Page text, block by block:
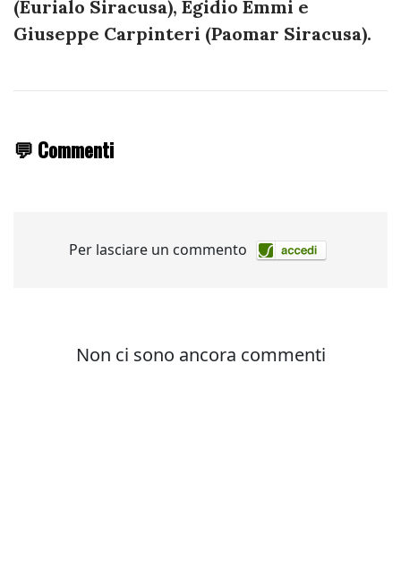
(Eurialo Siracusa), Egidio Emmi e
Giuseppe Carpinteri (Paomar Siracusa).
💬 Commenti